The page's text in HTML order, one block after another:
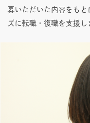
募いただいた内容をも
ズに転職・復職を支援し